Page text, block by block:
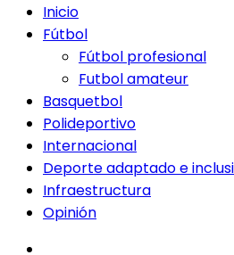
Inicio
Fútbol
Fútbol profesional
Futbol amateur
Basquetbol
Polideportivo
Internacional
Deporte adaptado e
Infraestructura
Opinión